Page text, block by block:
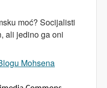
moć? Socijalisti
ali jedino ga oni
Mohsena